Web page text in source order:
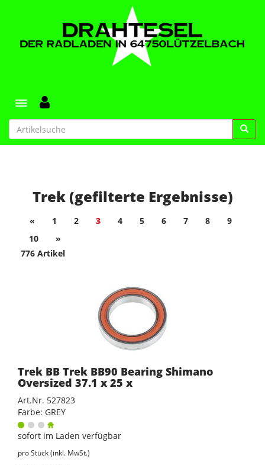
Toggle navigation
Trek (gefilterte Ergebnisse)
« 1 2 3 4 5 6 7 8
9
10
»
776 Artikel
Trek BB Trek BB90 Bearing Shimano
Oversized 37.1 x 25 x
Art.Nr. 527823
Farbe: GREY
sofort im Laden verfügbar
pro Stück (inkl. MwSt.)